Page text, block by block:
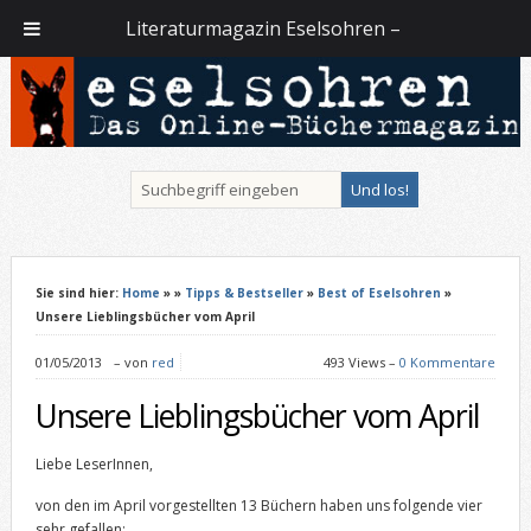
Sie sind hier: Home » » Tipps & Bestseller» Best of Eselsohren »
Unsere Lieblingsbücher vom April
01/05/2013 – von red 493 Views –0 Kommentare
Unsere Lieblingsbücher vom April
Liebe LeserInnen,
von den im April vorgestellten 13 Büchern haben uns folgende vier
Literaturmagazin Eselsohren –